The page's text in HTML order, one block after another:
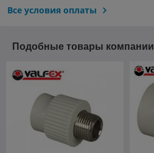
Все условия оплаты
Подобные товары компании